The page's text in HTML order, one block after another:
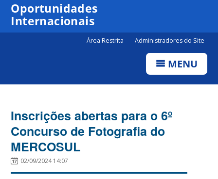
Oportunidades
Internacionais
Área Restrita Administradores do Site
MENU
Inscrições abertas para o 6º
Concurso de Fotografia do
MERCOSUL
02/09/2024 14:07